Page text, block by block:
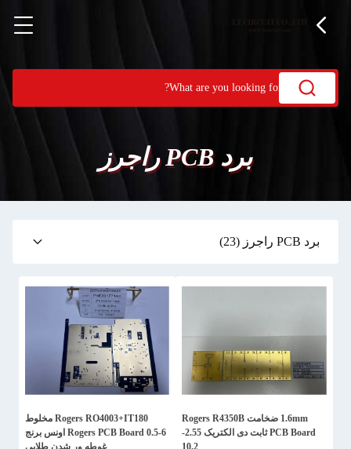
برد PCB راجرز
برد PCB راجرز (23)
1.6mm ضخامت Rogers R4350B
PCB Board ثابت دی الکتریک 2.55-
10.2
Rogers RO4003+IT180 مخلوط
Rogers PCB Board 0.5-6 اونس برنج
غوطه ور شدن طلایی